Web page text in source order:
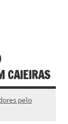
CAIEIRAS
pelo